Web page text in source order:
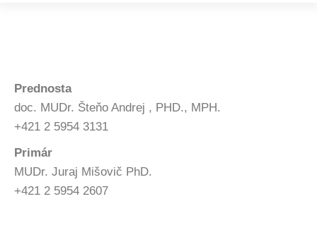
Prednosta
doc. MUDr. Šteňo Andrej , PHD., MPH.
+421 2 5954 3131
Primár
MUDr. Juraj Mišovič PhD.
+421 2 5954 2607